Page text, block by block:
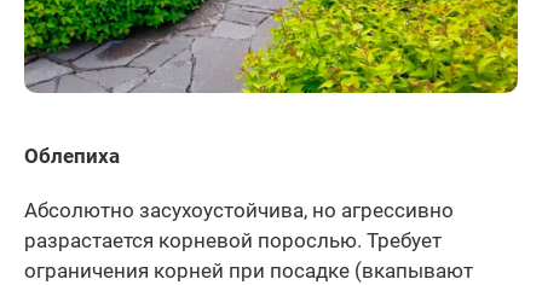
Облепиха
Абсолютно засухоустойчива, но агрессивно
разрастается корневой порослью. Требует
ограничения корней при посадке (вкапывают